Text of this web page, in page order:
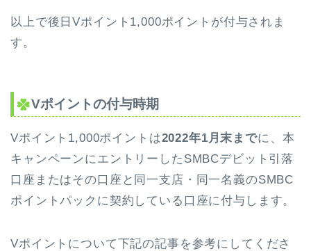
以上で後日Vポイント1,000ポイントが付与されま
す。
Vポイントの付与時期
Vポイント1,000ポイントは2022年1月末までに、本
キャンペーンにエントリーしたSMBCデビット引落
口座またはその口座と同一支店・同一名義のSMBC
ポイントパックに契約している口座に付与します。
Vポイントについて下記の記事を参考にしてくださ